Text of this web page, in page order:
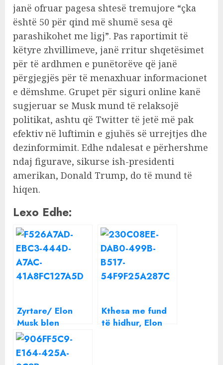
janë ofruar pagesa shtesë tremujore “çka
është 50 për qind më shumë sesa që
parashikohet me ligj”. Pas raportimit të
këtyre zhvillimeve, janë rritur shqetësimet
për të ardhmen e punëtorëve që janë
përgjegjës për të menaxhuar informacionet
e dëmshme. Grupet për siguri online kanë
sugjeruar se Musk mund të relaksojë
politikat, ashtu që Twitter të jetë më pak
efektiv në luftimin e gjuhës së urrejtjes dhe
dezinformimit. Edhe ndalesat e përhershme
ndaj figurave, sikurse ish-presidenti
amerikan, Donald Trump, do të mund të
hiqen.
Lexo Edhe:
Zyrtare/ Elon
Musk blen
aksionet e
Twitter për 44
miliardë dollarë
Kthesa me fund
të hidhur, Elon